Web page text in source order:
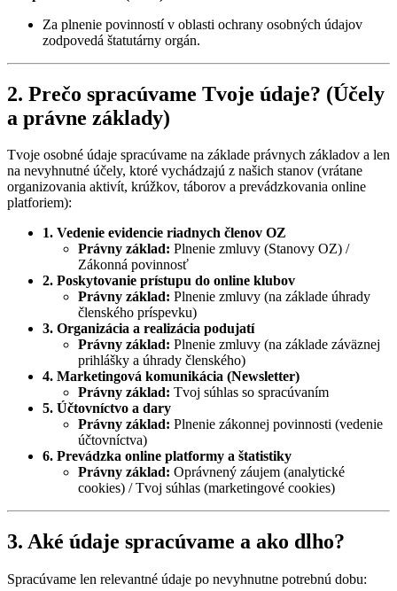
Za plnenie povinností v oblasti ochrany osobných údajov
zodpovedá štatutárny orgán.
2. Prečo spracúvame Tvoje údaje? (Účely
a právne základy)
Tvoje osobné údaje spracúvame na základe právnych základov a len
na nevyhnutné účely, ktoré vychádzajú z našich stanov (vrátane
organizovania aktivít, krúžkov, táborov a prevádzkovania online
platforiem):
1. Vedenie evidencie riadnych členov OZ
Právny základ: Plnenie zmluvy (Stanovy OZ) /
Zákonná povinnosť
2. Poskytovanie prístupu do online klubov
Právny základ: Plnenie zmluvy (na základe úhrady
členského príspevku)
3. Organizácia a realizácia podujatí
Právny základ: Plnenie zmluvy (na základe záväznej
prihlášky a úhrady členského)
4. Marketingová komunikácia (Newsletter)
Právny základ: Tvoj súhlas so spracúvaním
5. Účtovníctvo a dary
Právny základ: Plnenie zákonnej povinnosti (vedenie
účtovníctva)
6. Prevádzka online platformy a štatistiky
Právny základ: Oprávnený záujem (analytické
cookies) / Tvoj súhlas (marketingové cookies)
3. Aké údaje spracúvame a ako dlho?
Spracúvame len relevantné údaje po nevyhnutne potrebnú dobu: